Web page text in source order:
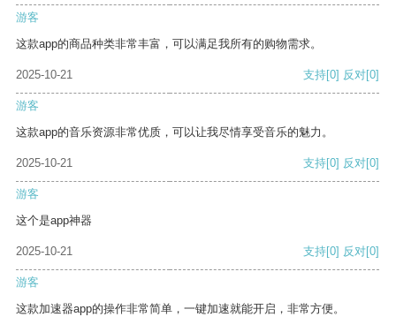
游客
这款app的商品种类非常丰富，可以满足我所有的购物需求。
2025-10-21 支持[0] 反对[0]
游客
这款app的音乐资源非常优质，可以让我尽情享受音乐的魅力。
2025-10-21 支持[0] 反对[0]
游客
这个是app神器
2025-10-21 支持[0] 反对[0]
游客
这款加速器app的操作非常简单，一键加速就能开启，非常方便。